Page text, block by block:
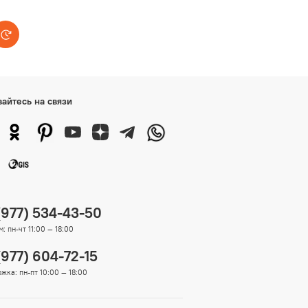
на связи
534-43-50
пн-чт 11:00 — 18:00
604-72-15
пн-пт 10:00 — 18:00